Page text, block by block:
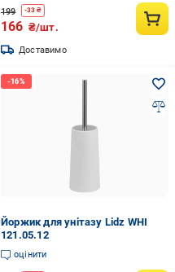
199 -33 ₴
166 ₴/шт.
Доставимо
Йоржик для унітазу Lidz WHI
121.05.12
оцінити